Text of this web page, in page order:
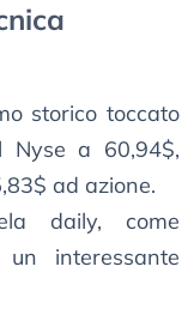
storico toccato
Nyse a 60,94$,
ad azione.
daily, come
interessante